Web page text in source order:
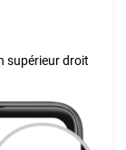
supérieur droit